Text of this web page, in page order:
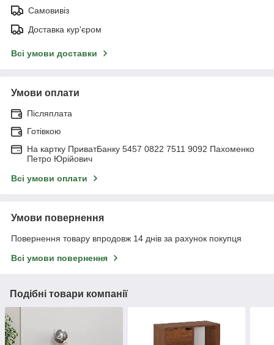
Самовивіз
Доставка кур'єром
Всі умови доставки
Умови оплати
Післяплата
Готівкою
На картку ПриватБанку 5457 0822 7511 9092 Пахоменко
Петро Юрійович
Всі умови оплати
Умови повернення
Повернення товару впродовж 14 днів за рахунок покупця
Всі умови повернення
Подібні товари компанії